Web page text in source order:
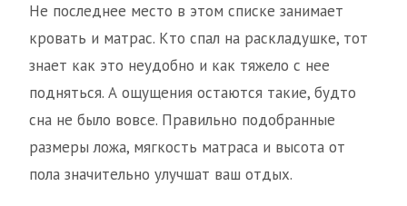
Не последнее место в этом списке занимает
кровать и матрас. Кто спал на раскладушке, тот
знает как это неудобно и как тяжело с нее
подняться. А ощущения остаются такие, будто
сна не было вовсе. Правильно подобранные
размеры ложа, мягкость матраса и высота от
пола значительно улучшат ваш отдых.